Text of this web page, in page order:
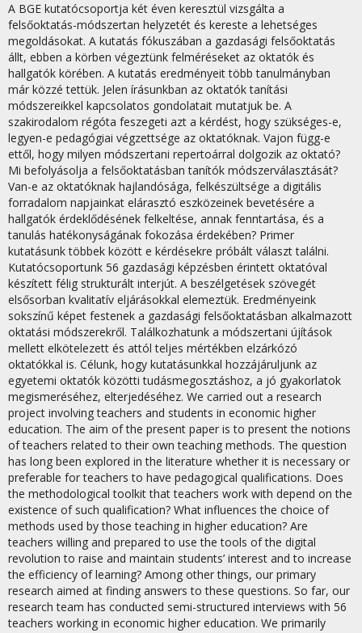
A BGE kutatócsoportja két éven keresztül vizsgálta a
felsőoktatás-módszertan helyzetét és kereste a lehetséges
megoldásokat. A kutatás fókuszában a gazdasági felsőoktatás
állt, ebben a körben végeztünk felméréseket az oktatók és
hallgatók körében. A kutatás eredményeit több tanulmányban
már közzé tettük. Jelen írásunkban az oktatók tanítási
módszereikkel kapcsolatos gondolatait mutatjuk be. A
szakirodalom régóta feszegeti azt a kérdést, hogy szükséges-e,
legyen-e pedagógiai végzettsége az oktatóknak. Vajon függ-e
ettől, hogy milyen módszertani repertoárral dolgozik az oktató?
Mi befolyásolja a felsőoktatásban tanítók módszerválasztását?
Van-e az oktatóknak hajlandósága, felkészültsége a digitális
forradalom napjainkat elárasztó eszközeinek bevetésére a
hallgatók érdeklődésének felkeltése, annak fenntartása, és a
tanulás hatékonyságának fokozása érdekében? Primer
kutatásunk többek között e kérdésekre próbált választ találni.
Kutatócsoportunk 56 gazdasági képzésben érintett oktatóval
készített félig strukturált interjút. A beszélgetések szövegét
elsősorban kvalitatív eljárásokkal elemeztük. Eredményeink
sokszínű képet festenek a gazdasági felsőoktatásban alkalmazott
oktatási módszerekről. Találkozhatunk a módszertani újítások
mellett elkötelezett és attól teljes mértékben elzárkózó
oktatókkal is. Célunk, hogy kutatásunkkal hozzájáruljunk az
egyetemi oktatók közötti tudásmegosztáshoz, a jó gyakorlatok
megismeréséhez, elterjedéséhez. We carried out a research
project involving teachers and students in economic higher
education. The aim of the present paper is to present the notions
of teachers related to their own teaching methods. The question
has long been explored in the literature whether it is necessary or
preferable for teachers to have pedagogical qualifications. Does
the methodological toolkit that teachers work with depend on the
existence of such qualification? What influences the choice of
methods used by those teaching in higher education? Are
teachers willing and prepared to use the tools of the digital
revolution to raise and maintain students’ interest and to increase
the efficiency of learning? Among other things, our primary
research aimed at finding answers to these questions. So far, our
research team has conducted semi-structured interviews with 56
teachers working in economic higher education. We primarily